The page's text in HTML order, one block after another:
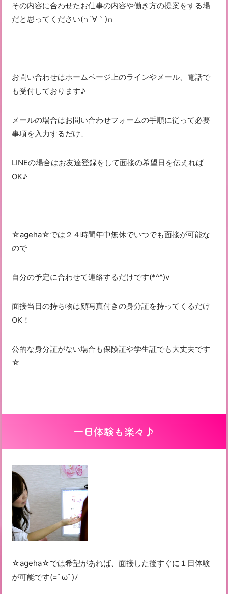
その内容に合わせたお仕事の内容や働き方の提案をする場
だと思ってください(∩´∀｀)∩
お問い合わせはホームページ上のラインやメール、電話で
も受付しております♪
メールの場合はお問い合わせフォームの手順に従って必要
事項を入力するだけ、
LINEの場合はお友達登録をして面接の希望日を伝えれば
OK♪
☆ageha☆では２４時間年中無休でいつでも面接が可能な
ので
自分の予定に合わせて連絡するだけです(*^^)v
面接当日の持ち物は顔写真付きの身分証を持ってくるだけ
OK！
公的な身分証がない場合も保険証や学生証でも大丈夫です
☆
一日体験も楽々♪
☆ageha☆では希望があれば、面接した後すぐに１日体験
が可能です(=ﾟωﾟ)ﾉ